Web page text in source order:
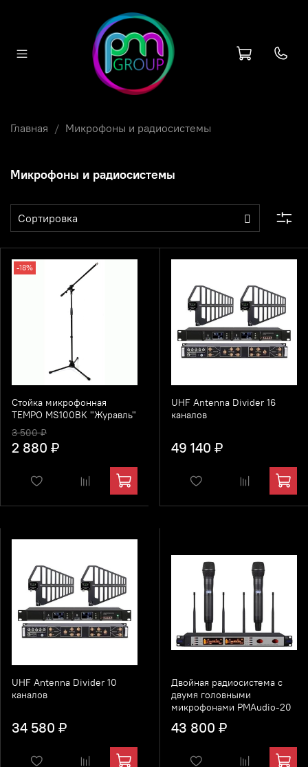
Главная Микрофоны и радиосистемы
Микрофоны и радиосистемы
-18%
Стойка микрофонная
TEMPO MS100BK "Журавль"
3 500 ₽
2 880 ₽
UHF Antenna Divider 16
каналов
49 140 ₽
UHF Antenna Divider 10
каналов
34 580 ₽
Двойная радиосистема с
двумя головными
микрофонами PMAudio-20
43 800 ₽